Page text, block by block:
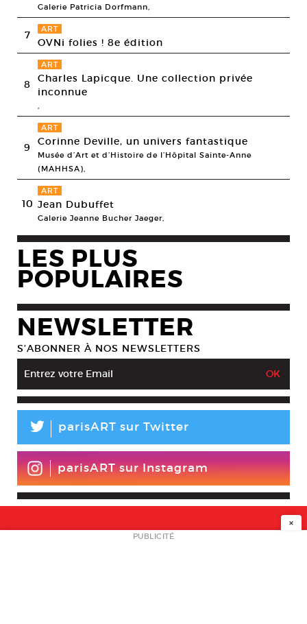
Galerie Patricia Dorfmann,
7 ART
OVNi folies ! 8e édition
8
ART
Charles Lapicque. Une collection privée
inconnue
,
9
ART
Corinne Deville, un univers fantastique
Musée d’Art et d’Histoire de l’Hôpital Sainte-Anne
(MAHHSA),
10
ART
Jean Dubuffet
Galerie Jeanne Bucher Jaeger,
LES PLUS
POPULAIRES
NEWSLETTER
S’ABONNER À NOS NEWSLETTERS
L parisART sur Twitter
parisART sur Instagram
NEWSLETTER
×
PUBLICITÉ